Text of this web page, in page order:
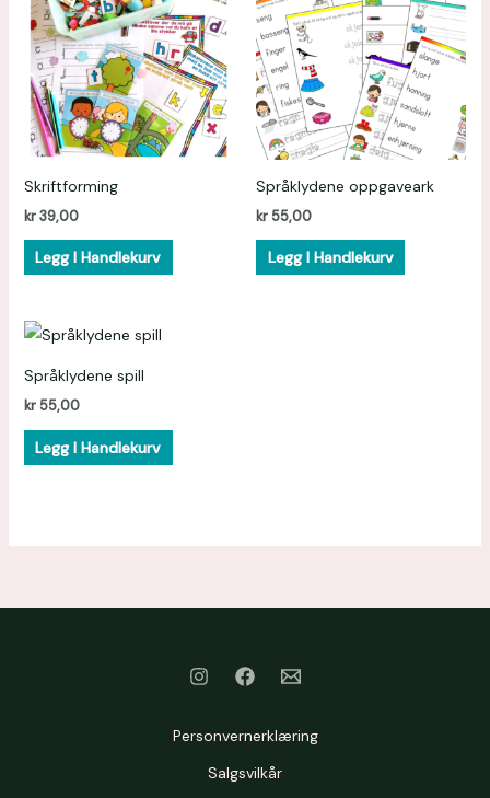
Skriftforming
kr39,00
Legg I Handlekurv
Språklydene oppgaveark
kr 55,00
Legg I Handlekurv
Språklydene spill
kr55,00
Legg I Handlekurv
Personvernerklæring
Salgsvilkår